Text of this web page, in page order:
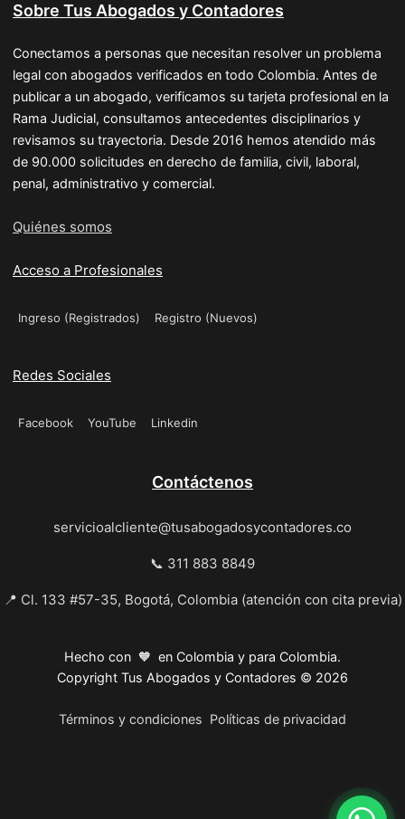
Sobre Tus Abogados y Contadores
Conectamos a personas que necesitan resolver un problema
legal con abogados verificados en todo Colombia. Antes de
publicar a un abogado, verificamos su tarjeta profesional en la
Rama Judicial, consultamos antecedentes disciplinarios y
revisamos su trayectoria. Desde 2016 hemos atendido más
de 90.000 solicitudes en derecho de familia, civil, laboral,
penal, administrativo y comercial.
Quiénes somos
Acceso a Profesionales
Ingreso (Registrados) Registro (Nuevos)
Redes Sociales
Facebook YouTube Linkedin
Contáctenos
servicioalcliente@tusabogadosycontadores.co
📞 311 883 8849
📍 Cl. 133 #57-35, Bogotá, Colombia (atención con cita previa)
Hecho con 🧡 en Colombia y para Colombia.
Copyright Tus Abogados y Contadores © 2026
Términos y condiciones Políticas de privacidad